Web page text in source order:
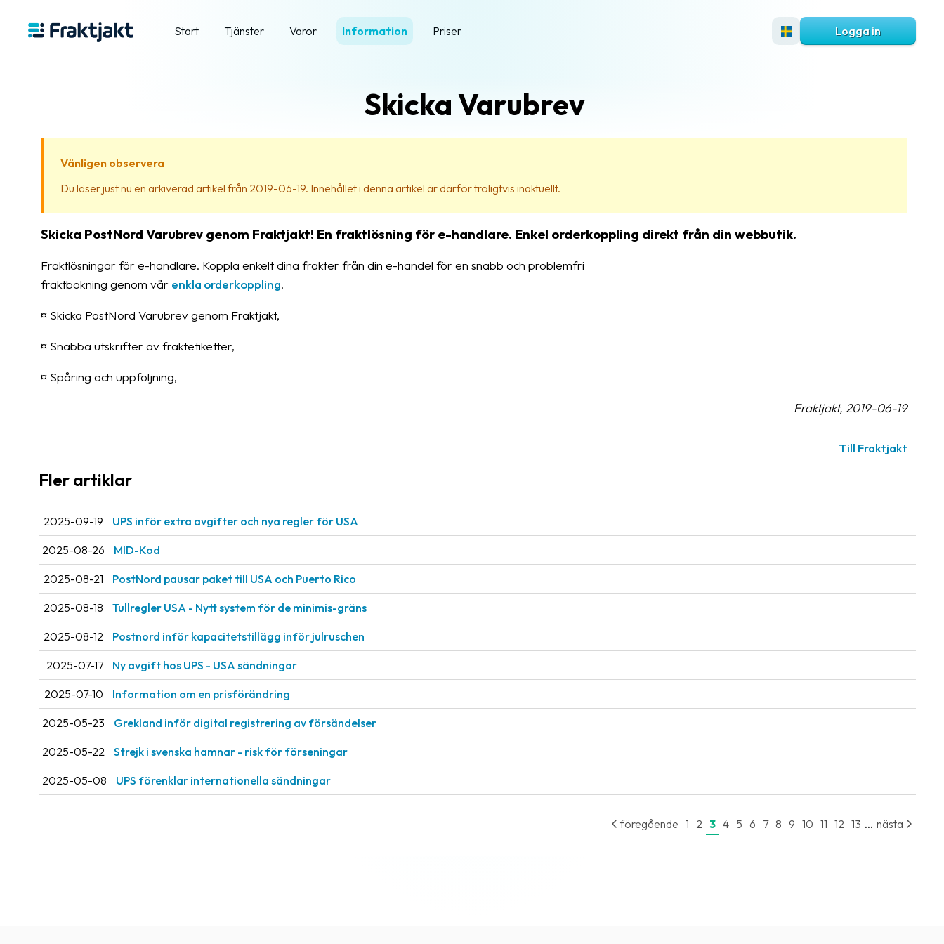
Start Tjänster Varor Information Priser Logga in
Skicka Varubrev
Vänligen observera
Du läser just nu en arkiverad artikel från 2019-06-19. Innehållet i denna artikel är därför troligtvis inaktuellt.
Skicka PostNord Varubrev genom Fraktjakt! En fraktlösning för e-handlare. Enkel orderkoppling direkt från din webbutik.
Fraktlösningar för e-handlare. Koppla enkelt dina frakter från din e-handel för en snabb och problemfri
fraktbokning genom vår enkla orderkoppling.
¤ Skicka PostNord Varubrev genom Fraktjakt,
¤ Snabba utskrifter av fraktetiketter,
¤ Spåring och uppföljning,
Fraktjakt, 2019-06-19
Till Fraktjakt
Fler artiklar
2025-09-19 UPS inför extra avgifter och nya regler för USA
2025-08-26 MID-Kod
2025-08-21 PostNord pausar paket till USA och Puerto Rico
2025-08-18 Tullregler USA - Nytt system för de minimis-gräns
2025-08-12 Postnord inför kapacitetstillägg inför julruschen
2025-07-17 Ny avgift hos UPS - USA sändningar
2025-07-10 Information om en prisförändring
2025-05-23 Grekland inför digital registrering av försändelser
2025-05-22 Strejk i svenska hamnar - risk för förseningar
2025-05-08 UPS förenklar internationella sändningar
föregående 1 2 3 4 5 6 7 8 9 10 11 12 13 ... nästa